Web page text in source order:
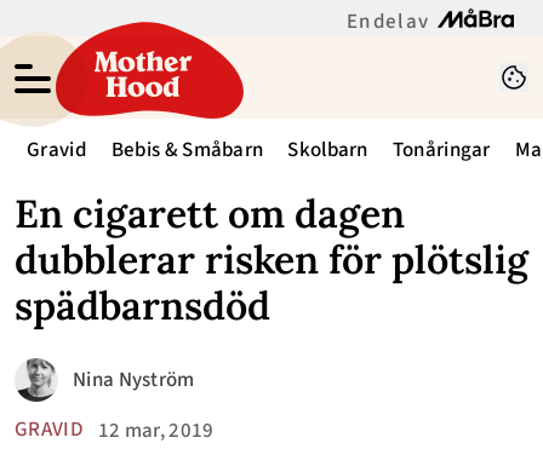
En del av
Gravid Bebis & Småbarn Skolbarn Tonåringar
En cigarett om dagen
dubblerar risken för plötslig
spädbarnsdöd
GRAVID 12 mar, 2019
Nina Nyström